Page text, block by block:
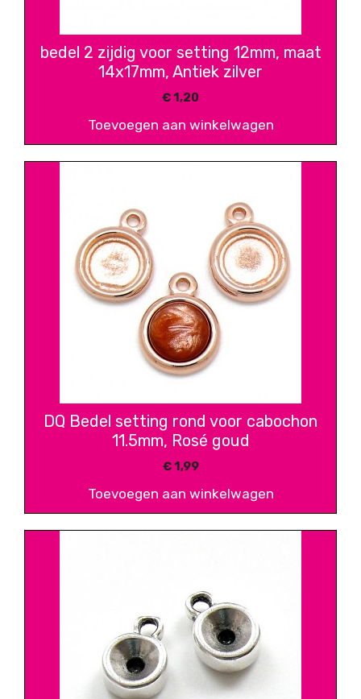
bedel 2 zijdig voor setting 12mm, maat
14x17mm, Antiek zilver
€1,20
Toevoegen aan winkelwagen
DQ Bedel setting rond voor cabochon
11.5mm, Rosé goud
€1,99
Toevoegen aan winkelwagen